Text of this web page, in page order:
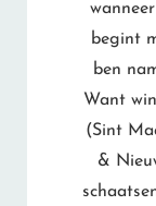
begint
ben
Want
(Sint
&